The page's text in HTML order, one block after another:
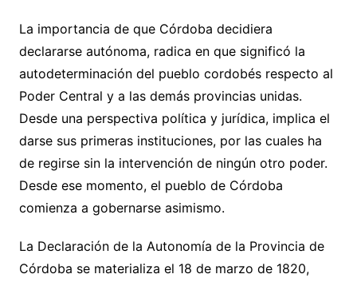
La importancia de que Córdoba decidiera
declararse autónoma, radica en que significó la
autodeterminación del pueblo cordobés respecto al
Poder Central y a las demás provincias unidas.
Desde una perspectiva política y jurídica, implica el
darse sus primeras instituciones, por las cuales ha
de regirse sin la intervención de ningún otro poder.
Desde ese momento, el pueblo de Córdoba
comienza a gobernarse asimismo.
La Declaración de la Autonomía de la Provincia de
Córdoba se materializa el 18 de marzo de 1820,